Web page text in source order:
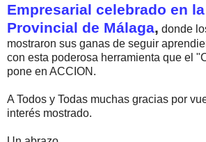
Empresarial celebrado en
Provincial de Málaga, donde
mostraron sus ganas de seguir
con esta poderosa herramienta que el
pone en ACCION.
A Todos y Todas muchas gracias por
interés mostrado.